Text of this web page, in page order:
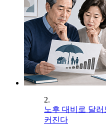
2.
노후 대비로 달
커진다